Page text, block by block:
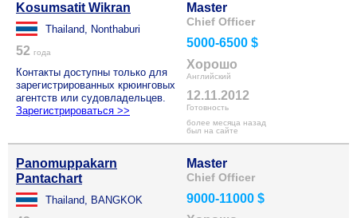
Kosumsatit Wikran
Thailand, Nonthaburi
52 года
Контакты доступны только для
зарегистрированных крюинговых
агентств или судовладельцев.
Зарегистрироваться >>
Master
Chief Officer
5000-6500 $
Хорошо
Английский
12.11.2012
Готовность
более месяца назад
был на сайте
Panomuppakarn
Pantachart
Thailand, BANGKOK
Master
Chief Officer
9000-11000 $